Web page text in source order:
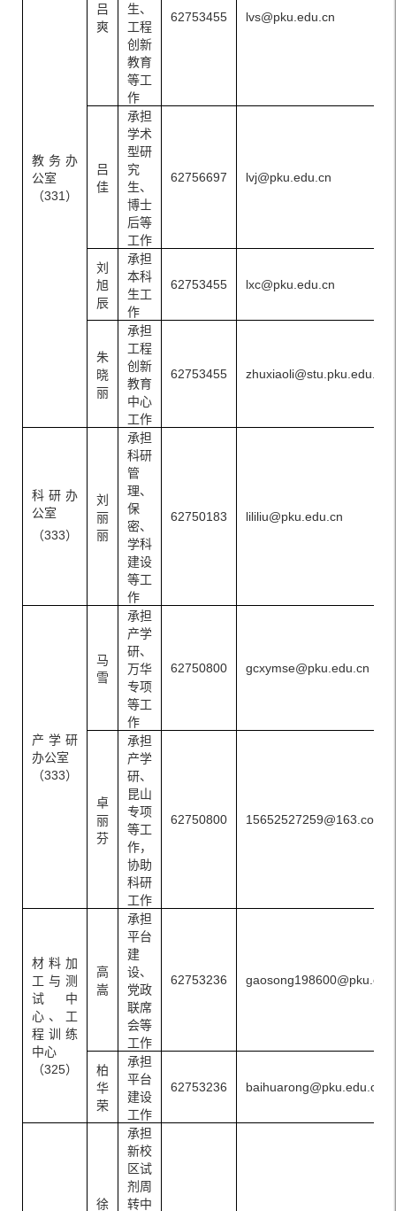
教务办
公室
（331）
吕
爽
生、
工程
创新
教育
等工
作
62753455 lvs@pku.edu.cn
吕
佳
承担
学术
型研
究
生、
博士
后等
工作
62756697 lvj@pku.edu.cn
刘
旭
辰
承担
本科
生工
作
62753455 lxc@pku.edu.cn
朱
晓
丽
承担
工程
创新
教育
中心
工作
62753455 zhuxiaoli@stu.pku.edu.cn
科研办
公室
（333）
刘
丽
丽
承担
科研
管
理、
保
密、
学科
建设
等工
作
62750183 lililiu@pku.edu.cn
产学研
办公室
（333）
马
雪
承担
产学
研、
万华
专项
等工
作
62750800 gcxymse@pku.edu.cn
卓
丽
芬
承担
产学
研、
昆山
专项
等工
作，
协助
科研
工作
62750800 15652527259@163.com
材料加
工与测
试中
心、工
程训练
中心
（325）
高
嵩
承担
平台
建
设、
党政
联席
会等
工作
62753236
柏
华
荣
承担
平台
建设
工作
62753236 baihuarong@pku.edu.cn
徐
承担
新校
区试
剂周
转中